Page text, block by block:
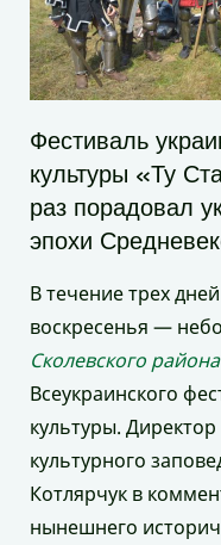
Фестиваль
культуры «Ту
раз порадовал
эпохи
В течение трех
воскресенья —
Сколевского района
Всеукраинского
культуры.
культурного
Котлярчук в
нынешнего